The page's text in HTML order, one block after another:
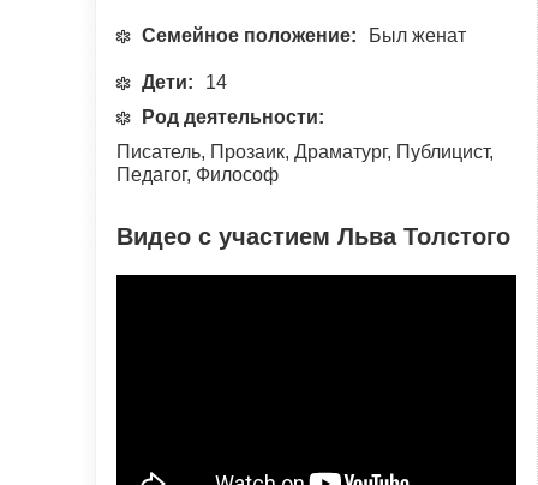
Семейное положение: Был женат
Дети:
14
Род деятельности:
Писатель, Прозаик, Драматург, Публицист,
Педагог, Философ
Видео с участием Льва Толстого